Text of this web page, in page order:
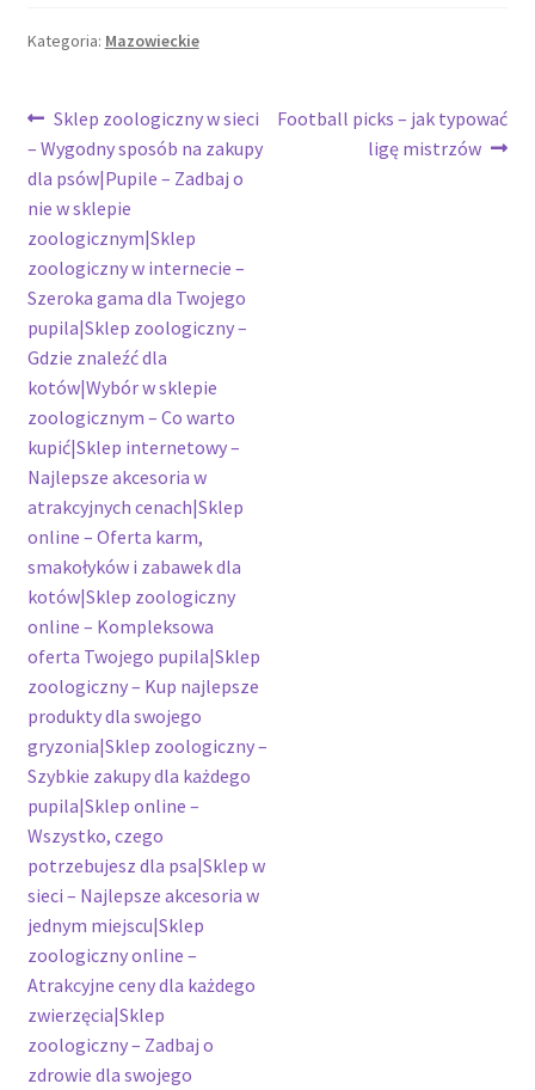
Kategoria: Mazowieckie
Nawigacja
wpisu
Poprzedni
wpis:
Sklep zoologiczny w sieci
– Wygodny sposób na zakupy
dla psów|Pupile – Zadbaj o
nie w sklepie
zoologicznym|Sklep
zoologiczny w internecie –
Szeroka gama dla Twojego
pupila|Sklep zoologiczny –
Gdzie znaleźć dla
kotów|Wybór w sklepie
zoologicznym – Co warto
kupić|Sklep internetowy –
Najlepsze akcesoria w
atrakcyjnych cenach|Sklep
online – Oferta karm,
smakołyków i zabawek dla
kotów|Sklep zoologiczny
online – Kompleksowa
oferta Twojego pupila|Sklep
zoologiczny – Kup najlepsze
produkty dla swojego
gryzonia|Sklep zoologiczny –
Szybkie zakupy dla każdego
pupila|Sklep online –
Wszystko, czego
potrzebujesz dla psa|Sklep w
sieci – Najlepsze akcesoria w
jednym miejscu|Sklep
zoologiczny online –
Atrakcyjne ceny dla każdego
zwierzęcia|Sklep
zoologiczny – Zadbaj o
zdrowie dla swojego
Następny
Football picks – jak typować
ligę mistrzów